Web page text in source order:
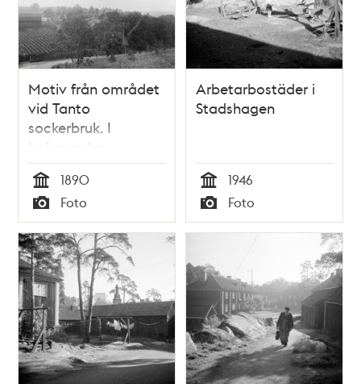
Motiv från området
vid Tanto
sockerbruk. I
bakgrunden
arbetarbostäder
Tid
1890
Typ
Foto
Arbetarbostäder i
Stadshagen
Tid
1946
Typ
Foto